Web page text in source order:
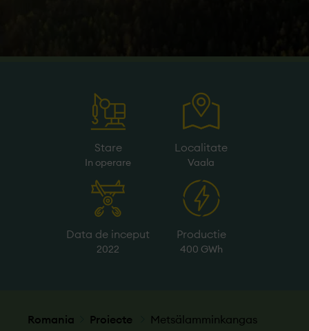
Stare
In operare
Localitate
Vaala
Data de inceput
2022
Productie
400 GWh
Romania Proiecte Metsälamminkangas